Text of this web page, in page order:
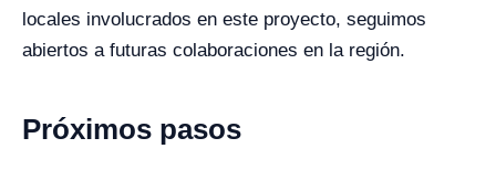
locales involucrados en este proyecto, seguimos
abiertos a futuras colaboraciones en la región.
Próximos pasos